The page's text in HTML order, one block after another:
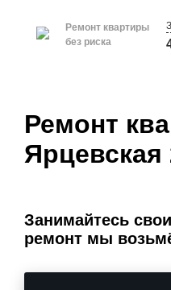
Ремонт квартиры
без риска
Ремонт
Ярцевская
Занимайтесь
ремонт мы